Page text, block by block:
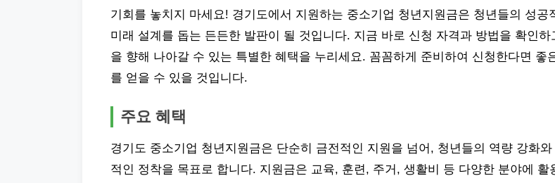
기회를 놓치지 마세요! 경기도에서 지원하는 중소기업 청년지원금은 청년들의 성공
미래 설계를 돕는 든든한 발판이 될 것입니다. 지금 바로 신청 자격과 방법을 확인하
을 향해 나아갈 수 있는 특별한 혜택을 누리세요. 꼼꼼하게 준비하여 신청한다면 좋
를 얻을 수 있을 것입니다.
주요 혜택
경기도 중소기업 청년지원금은 단순히 금전적인 지원을 넘어, 청년들의 역량 강화와
적인 정착을 목표로 합니다. 지원금은 교육, 훈련, 주거, 생활비 등 다양한 분야에 활